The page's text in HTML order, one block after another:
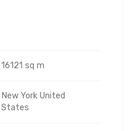
16121 sq m
New York United
States